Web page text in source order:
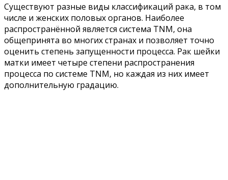
Существуют разные виды классификаций рака, в том
числе и женских половых органов. Наиболее
распространённой является система TNM, она
общепринята во многих странах и позволяет точно
оценить степень запущенности процесса. Рак шейки
матки имеет четыре степени распространения
процесса по системе TNM, но каждая из них имеет
дополнительную градацию.